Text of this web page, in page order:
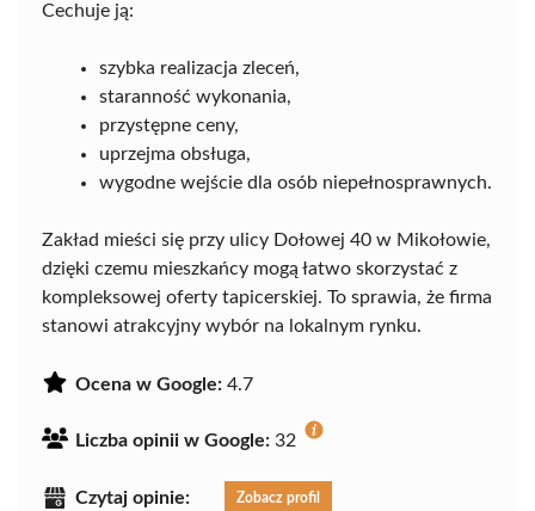
Cechuje ją:
szybka realizacja zleceń,
staranność wykonania,
przystępne ceny,
uprzejma obsługa,
wygodne wejście dla osób niepełnosprawnych.
Zakład mieści się przy ulicy Dołowej 40 w Mikołowie,
dzięki czemu mieszkańcy mogą łatwo skorzystać z
kompleksowej oferty tapicerskiej. To sprawia, że firma
stanowi atrakcyjny wybór na lokalnym rynku.
Ocena w Google: 4.7
Liczba opinii w Google: 32
Czytaj opinie: Zobacz profil